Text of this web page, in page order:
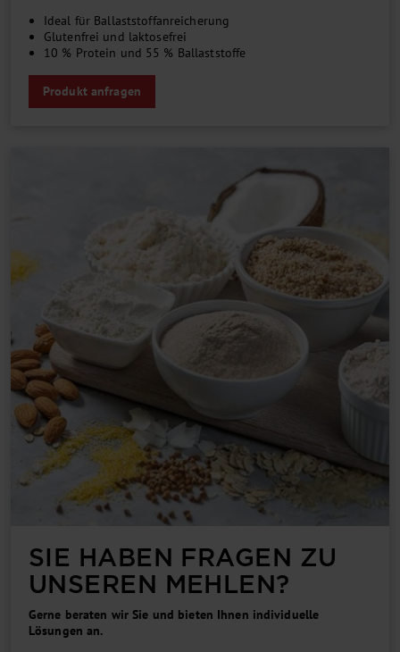
Ideal für Ballaststoffanreicherung
Glutenfrei und laktosefrei
10 % Protein und 55 % Ballaststoffe
Produkt anfragen
SIE HABEN FRAGEN ZU
UNSEREN MEHLEN?
Gerne beraten wir Sie und bieten Ihnen individuelle
Lösungen an.